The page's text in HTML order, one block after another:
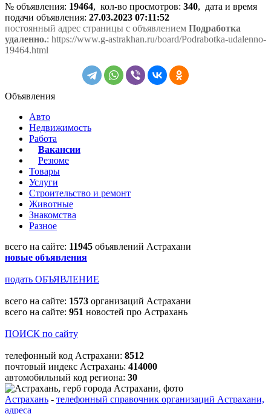
№ объявления: 19464, кол-во просмотров: 340, дата и время
подачи объявления: 27.03.2023 07:11:52
постоянный адрес страницы с объявлением Подработка
удаленно.: https://www.g-astrakhan.ru/board/Podrabotka-udalenno-
19464.html
Объявления
Авто
Недвижимость
Работа
Вакансии
Резюме
Товары
Услуги
Строительство и ремонт
Животные
Знакомства
Разное
всего на сайте: 11945 объявлений Астрахани
новые объявления
подать ОБЪЯВЛЕНИЕ
всего на сайте: 1573 организаций Астрахани
всего на сайте: 951 новостей про Астрахань
ПОИСК по сайту
телефонный код Астрахани: 8512
почтовый индекс Астрахань: 414000
автомобильный код региона: 30
Астрахань - телефонный справочник организаций Астрахани,
адреса